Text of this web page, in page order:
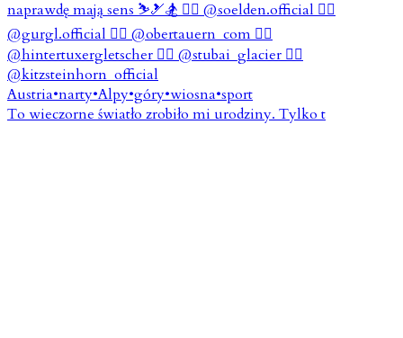
To wieczorne światło zrobiło mi urodziny. Tylko t